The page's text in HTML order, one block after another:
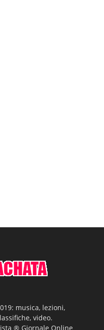
musica, lezioni,
video.
® Giornale Online